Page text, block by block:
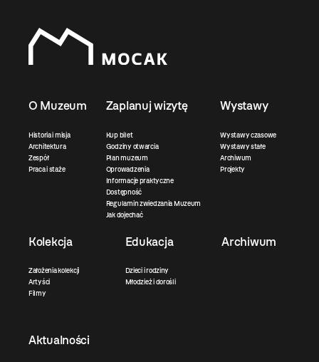
O Muzeum
Historia i misja
Architektura
Zespół
Praca i staże
Zaplanuj wizytę
Kup bilet
Godziny otwarcia
Plan muzeum
Oprowadzenia
Informacje praktyczne
Dostępność
Regulamin zwiedzania Muzeum
Jak dojechać
Wystawy
Wystawy czasowe
Wystawy stałe
Archiwum
Projekty
Kolekcja
Założenia kolekcji
Artyści
Filmy
Edukacja
Dzieci i rodziny
Młodzież i dorośli
Archiwum
Aktualności